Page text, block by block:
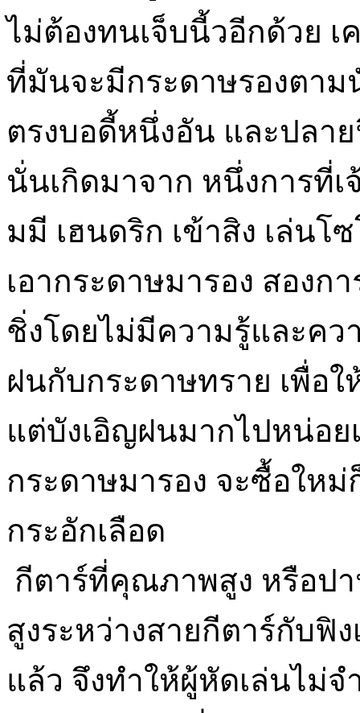
ไม่ต้องทนเจ็บนี้วอีกด้วย เ
ที่มันจะมีกระดาษรองตา
ตรงบอดี้หนึ่งอัน และปลา
นั่นเกิดมาจาก หนึ่งการที่
มมี เฮนดริก เข้าสิง เล่นโ
เอากระดาษมารอง สองก
ชิ่งโดยไม่มีความรู้และค
ฝนกับกระดาษทราย เพื่อ
แต่บังเอิญฝนมากไปหน่อย
กระดาษมารอง จะซื้อให
กระอักเลือด
กีตาร์ที่คุณภาพสูง หรือป
สูงระหว่างสายกีตาร์กับฟิ
แล้ว จึงทำให้ผู้หัดเล่นไม่จ